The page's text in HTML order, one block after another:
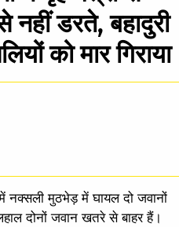
डरते, बहादुरी
को मार गिराया
मुठभेड़ में घायल दो जवानों
दोनों जवान खतरे से बाहर हैं।